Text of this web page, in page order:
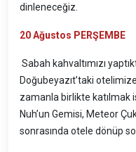
dinleneceğiz.
20Ağustos PERŞEMBE
Sabah kahvaltımızı
Doğubeyazıt’taki
zamanla birlikte katılmak
Nuh’un Gemisi, Meteor
sonrasında otele dönüp